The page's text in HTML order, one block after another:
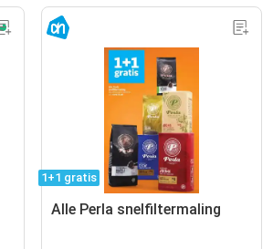
1+1 gratis
Alle Perla snelfiltermaling